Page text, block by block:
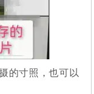
的寸照，也可以